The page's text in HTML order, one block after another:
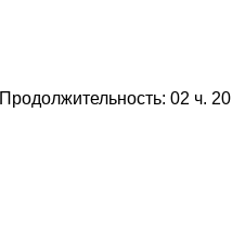
Продолжительность: 02 ч. 20